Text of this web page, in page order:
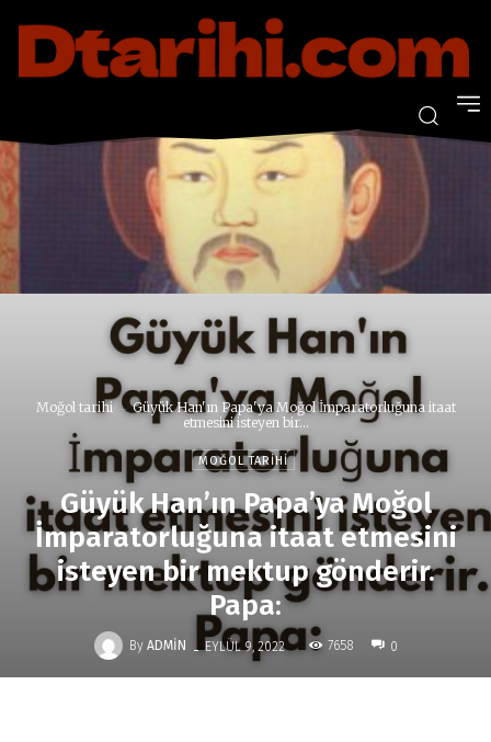
Moğol tarihi
Güyük Han'ın Papa'ya Moğol İmparatorluğuna itaat
etmesini isteyen bir...
MOĞOL TARIHI
Güyük Han’ın Papa’ya Moğol
İmparatorluğuna itaat etmesini
isteyen bir mektup gönderir.
Papa:
By ADMIN - EYLÜL 9, 2022 7658 0